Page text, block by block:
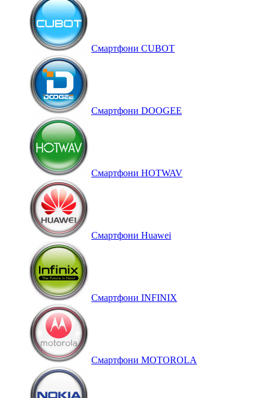
Смартфони CUBOT
Смартфони DOOGEE
Смартфони HOTWAV
Смартфони Huawei
Смартфони INFINIX
Смартфони MOTOROLA